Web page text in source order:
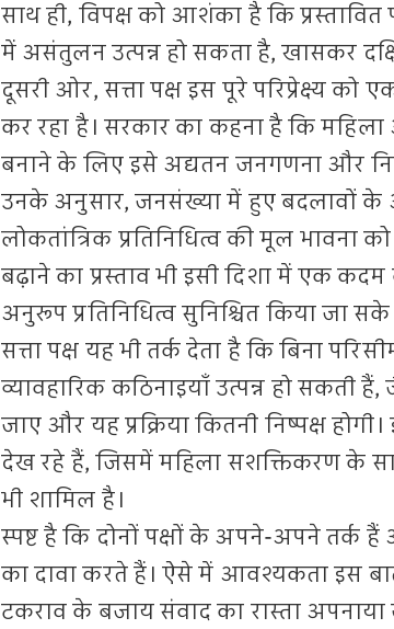
साथ ही, विपक्ष को आशंका है कि प्रस्तावित
में असंतुलन उत्पन्न हो सकता है, खासकर
दूसरी ओर, सत्ता पक्ष इस पूरे परिप्रेक्ष्य को
कर रहा है। सरकार का कहना है कि
बनाने के लिए इसे अद्यतन जनगणना और
उनके अनुसार, जनसंख्या में हुए बदलावों के
लोकतांत्रिक प्रतिनिधित्व की मूल भावना
बढ़ाने का प्रस्ताव भी इसी दिशा में एक
अनुरूप प्रतिनिधित्व सुनिश्चित किया जा
सत्ता पक्ष यह भी तर्क देता है कि बिना
व्यावहारिक कठिनाइयाँ उत्पन्न हो सकती
जाए और यह प्रक्रिया कितनी निष्पक्ष
देख रहे हैं, जिसमें महिला सशक्तिकरण के
भी शामिल है।
स्पष्ट है कि दोनों पक्षों के अपने-अपने तर्क हैं
का दावा करते हैं। ऐसे में आवश्यकता इस
टकराव के बजाय संवाद का रास्ता